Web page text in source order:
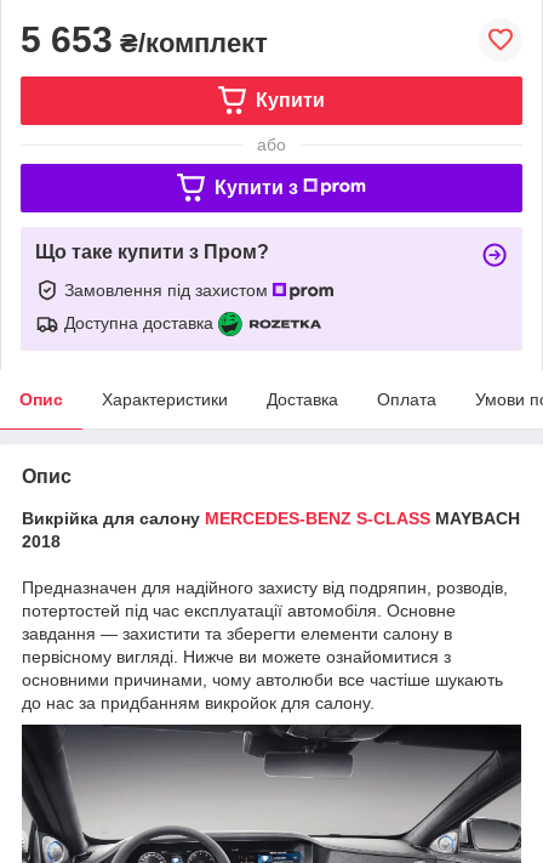
5 653 ₴/комплект
Купити
або
Купити з
Що таке купити з Пром?
Замовлення під захистом
Доступна доставка
Опис Характеристики Доставка Оплата Умови
Опис
Викрійка для салону MERCEDES-BENZ S-CLASS MAYBACH
2018
Предназначен для надійного захисту від подряпин, розводів,
потертостей під час експлуатації автомобіля. Основне
завдання — захистити та зберегти елементи салону в
первісному вигляді. Нижче ви можете ознайомитися з
основними причинами, чому автолюби все частіше шукають
до нас за придбанням викройок для салону.